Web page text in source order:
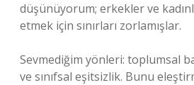
düşünüyorum; erkekler ve
etmek için sınırları zorlamışlar.
Sevmediğim yönleri: toplumsal
ve sınıfsal eşitsizlik. Bunu